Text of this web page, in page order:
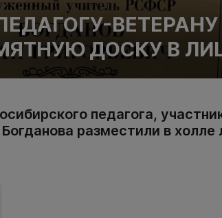
ВЕТЕРАНУ
ДОСКУ В
педагога,
разместили в